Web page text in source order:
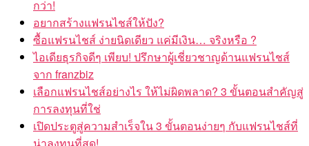
กว่า!
อยากสร้างแฟรนไชส์ให้ปัง?
ซื้อแฟรนไชส์ ง่ายนิดเดียว แค่มีเงิน… จริงหรือ ?
ไอเดียธุรกิจดีๆ เพียบ! ปรึกษาผู้เชี่ยวชาญด้านแฟรนไชส์
จาก franzbiz
เลือกแฟรนไชส์อย่างไร ให้ไม่ผิดพลาด? 3 ขั้นตอนสำคัญสู่
การลงทุนที่ใช่
เปิดประตูสู่ความสำเร็จใน 3 ขั้นตอนง่ายๆ กับแฟรนไชส์ที่